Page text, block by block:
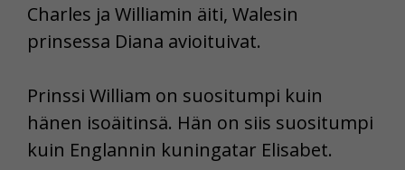
Charles ja Williamin äiti, Walesin
prinsessa Diana avioituivat.
Prinssi William on suositumpi kuin
hänen isoäitinsä. Hän on siis suositumpi
kuin Englannin kuningatar Elisabet.